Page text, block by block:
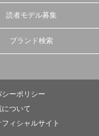
読者モデル募集
ブランド検索
シーポリシー
について
ィシャルサイト